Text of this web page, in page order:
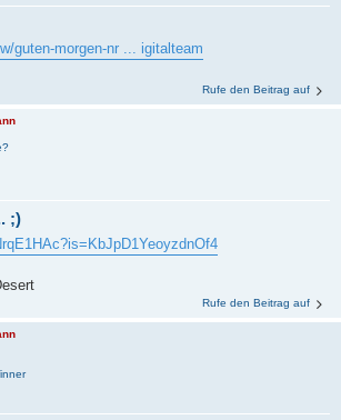
guten-morgen-nr ... igitalteam
Rufe den Beitrag auf
;)
Rufe den Beitrag auf